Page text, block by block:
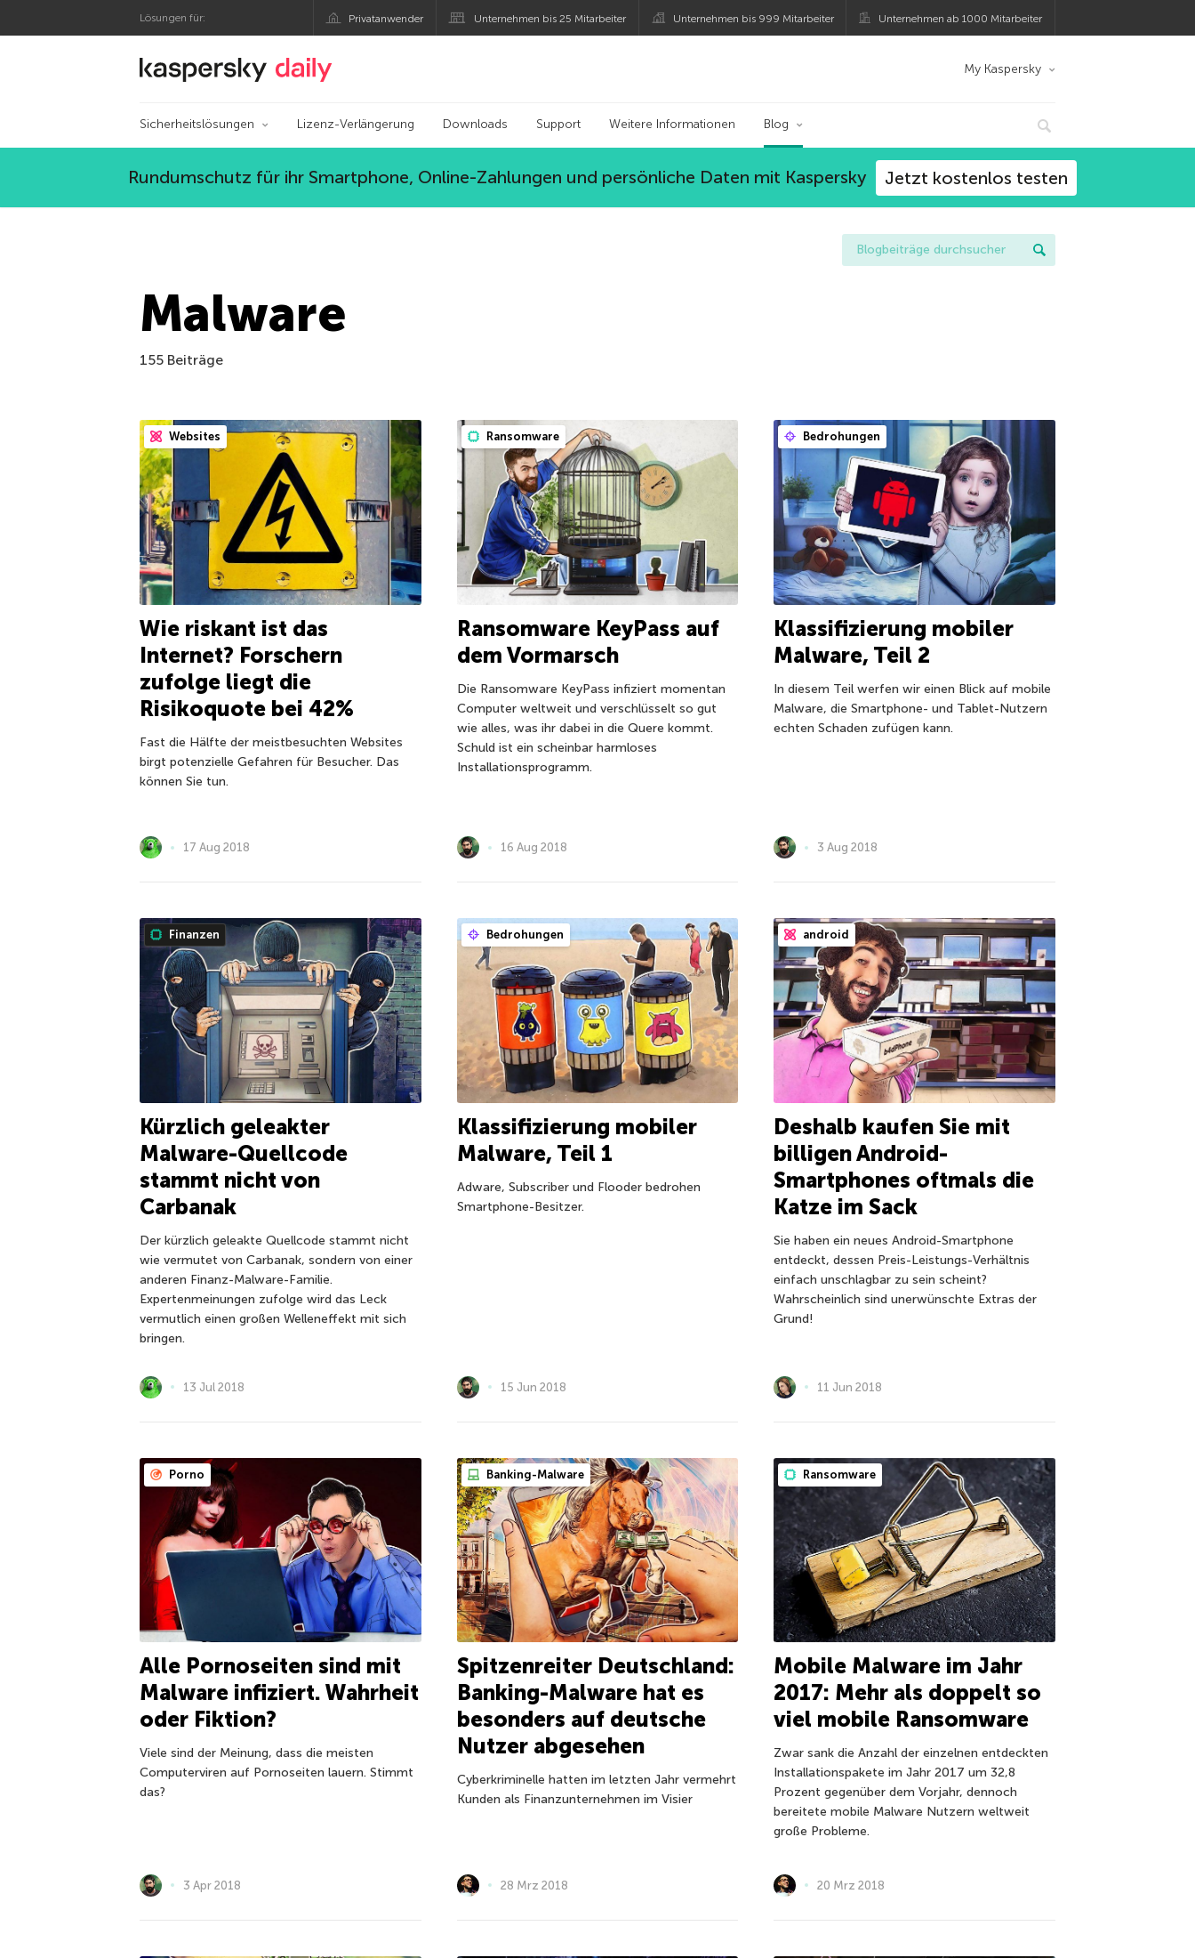
Lösungen für: Privatanwender Unternehmen bis 25 Mitarbeiter Unternehmen bis 999 Mitarbeiter Unternehmen ab 1000 Mitarbeiter
Offizieller Blog von Kaspersky My Kaspersky
Sicherheitslösungen Lizenz-Verlängerung Downloads Support Weitere Informationen Blog
Rundumschutz für ihr Smartphone, Online-Zahlungen und persönliche Daten mit Kaspersky Jetzt kostenlos testen
Malware
155 Beiträge
Websites
Wie riskant ist das
Internet? Forschern
zufolge liegt die
Risikoquote bei 42%
Fast die Hälfte der meistbesuchten Websites
birgt potenzielle Gefahren für Besucher. Das
können Sie tun.
17 Aug 2018
Ransomware
Ransomware KeyPass auf
dem Vormarsch
Die Ransomware KeyPass infiziert momentan
Computer weltweit und verschlüsselt so gut
wie alles, was ihr dabei in die Quere kommt.
Schuld ist ein scheinbar harmloses
Installationsprogramm.
16 Aug 2018
Bedrohungen
Klassifizierung mobiler
Malware, Teil 2
In diesem Teil werfen wir einen Blick auf mobile
Malware, die Smartphone- und Tablet-Nutzern
echten Schaden zufügen kann.
3 Aug 2018
Finanzen
Kürzlich geleakter
Malware-Quellcode
stammt nicht von
Carbanak
Der kürzlich geleakte Quellcode stammt nicht
wie vermutet von Carbanak, sondern von einer
anderen Finanz-Malware-Familie.
Expertenmeinungen zufolge wird das Leck
vermutlich einen großen Welleneffekt mit sich
bringen.
13 Jul 2018
Bedrohungen
Klassifizierung mobiler
Malware, Teil 1
Adware, Subscriber und Flooder bedrohen
Smartphone-Besitzer.
15 Jun 2018
android
Deshalb kaufen Sie mit
billigen Android-
Smartphones oftmals die
Katze im Sack
Sie haben ein neues Android-Smartphone
entdeckt, dessen Preis-Leistungs-Verhältnis
einfach unschlagbar zu sein scheint?
Wahrscheinlich sind unerwünschte Extras der
Grund!
11 Jun 2018
Porno
Alle Pornoseiten sind mit
Malware infiziert. Wahrheit
oder Fiktion?
Viele sind der Meinung, dass die meisten
Computerviren auf Pornoseiten lauern. Stimmt
das?
3 Apr 2018
Banking-Malware
Spitzenreiter Deutschland:
Banking-Malware hat es
besonders auf deutsche
Nutzer abgesehen
Cyberkriminelle hatten im letzten Jahr vermehrt
Kunden als Finanzunternehmen im Visier
28 Mrz 2018
Ransomware
Mobile Malware im Jahr
2017: Mehr als doppelt so
viel mobile Ransomware
Zwar sank die Anzahl der einzelnen entdeckten
Installationspakete im Jahr 2017 um 32,8
Prozent gegenüber dem Vorjahr, dennoch
bereitete mobile Malware Nutzern weltweit
große Probleme.
20 Mrz 2018